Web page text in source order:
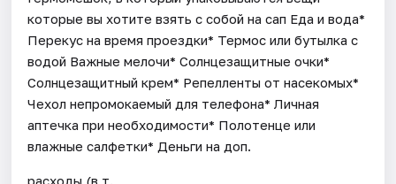
которые вы хотите взять с собой на сап Еда и вода*
Перекус на время проездки* Термос или бутылка с
водой Важные мелочи* Солнцезащитные очки*
Солнцезащитный крем* Репелленты от насекомых*
Чехол непромокаемый для телефона* Личная
аптечка при необходимости* Полотенце или
влажные салфетки* Деньги на доп.
расходы (в т.